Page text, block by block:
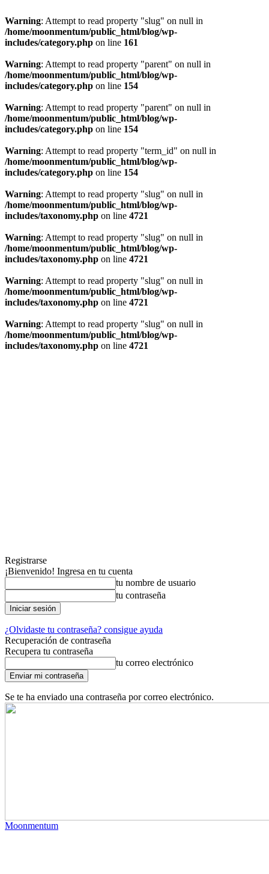
Warning: Attempt to read property "slug" on null in
/home/moonmentum/public_html/blog/wp-
includes/category.php on line 161
Warning: Attempt to read property "parent" on null in
/home/moonmentum/public_html/blog/wp-
includes/category.php on line 154
Warning: Attempt to read property "parent" on null in
/home/moonmentum/public_html/blog/wp-
includes/category.php on line 154
Warning: Attempt to read property "term_id" on null in
/home/moonmentum/public_html/blog/wp-
includes/category.php on line 154
Warning: Attempt to read property "slug" on null in
/home/moonmentum/public_html/blog/wp-
includes/taxonomy.php on line 4721
Warning: Attempt to read property "slug" on null in
/home/moonmentum/public_html/blog/wp-
includes/taxonomy.php on line 4721
Warning: Attempt to read property "slug" on null in
/home/moonmentum/public_html/blog/wp-
includes/taxonomy.php on line 4721
Warning: Attempt to read property "slug" on null in
/home/moonmentum/public_html/blog/wp-
includes/taxonomy.php on line 4721
Registrarse
¡Bienvenido! Ingresa en tu cuenta
tu nombre de usuario
tu contraseña
¿Olvidaste tu contraseña? consigue ayuda
Recuperación de contraseña
Recupera tu contraseña
tu correo electrónico
Se te ha enviado una contraseña por correo electrónico.
Moonmentum